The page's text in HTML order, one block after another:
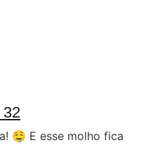
32
🤤 E esse molho fica